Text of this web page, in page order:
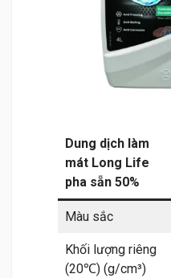
Dung dịch làm
mát Long Life
pha sẵn 50%
Màu sắc
Khối lượng riêng
(20℃) (g/cm³)